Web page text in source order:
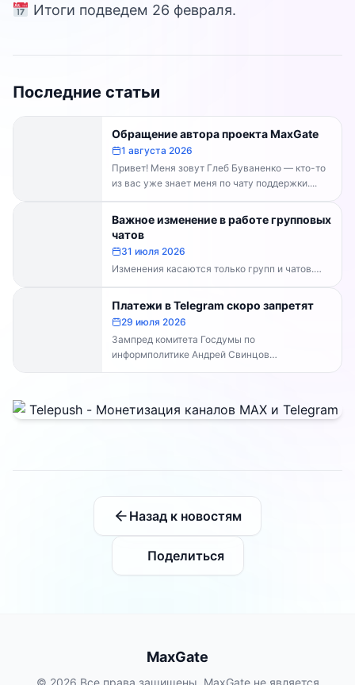
Итоги подведем 26 февраля.
Последние статьи
Обращение автора проекта MaxGate
1 августа 2026
Привет! Меня зовут Глеб Буваненко — кто-то
из вас уже знает меня по чату поддержки....
Важное изменение в работе групповых
чатов
31 июля 2026
Изменения касаются только групп и чатов.
Каналы работают в прежнем режиме —
владельцам каналов делать...
Платежи в Telegram скоро запретят
29 июля 2026
Зампред комитета Госдумы по
информполитике Андрей Свинцов
рекомендовал россиянам временно
Назад к новостям
Поделиться
MaxGate
© 2026 Все права защищены. MaxGate не является